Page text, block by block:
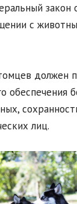
закон
с
должен
обеспечения
лиц.